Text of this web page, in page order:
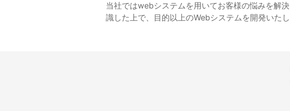
当社ではwebシステムを用いてお客様の悩みを解
識した上で、目的以上のWebシステムを開発いたし